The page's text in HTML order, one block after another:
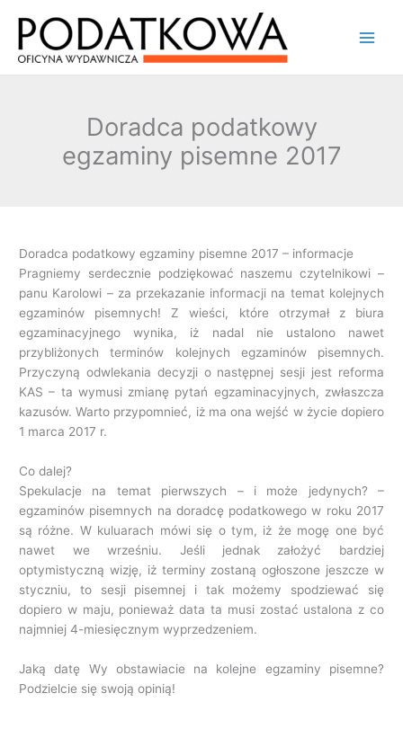
treści
Doradca podatkowy
egzaminy pisemne 2017
Doradca podatkowy egzaminy pisemne 2017 – informacje
Pragniemy serdecznie podziękować naszemu czytelnikowi –
panu Karolowi – za przekazanie informacji na temat kolejnych
egzaminów pisemnych! Z wieści, które otrzymał z biura
egzaminacyjnego wynika, iż nadal nie ustalono nawet
przybliżonych terminów kolejnych egzaminów pisemnych.
Przyczyną odwlekania decyzji o następnej sesji jest reforma
KAS – ta wymusi zmianę pytań egzaminacyjnych, zwłaszcza
kazusów. Warto przypomnieć, iż ma ona wejść w życie dopiero
1 marca 2017 r.
Co dalej?
Spekulacje na temat pierwszych – i może jedynych? –
egzaminów pisemnych na doradcę podatkowego w roku 2017
są różne. W kuluarach mówi się o tym, iż że mogę one być
nawet we wrześniu. Jeśli jednak założyć bardziej
optymistyczną wizję, iż terminy zostaną ogłoszone jeszcze w
styczniu, to sesji pisemnej i tak możemy spodziewać się
dopiero w maju, ponieważ data ta musi zostać ustalona z co
najmniej 4-miesięcznym wyprzedzeniem.
Jaką datę Wy obstawiacie na kolejne egzaminy pisemne?
Podzielcie się swoją opinią!